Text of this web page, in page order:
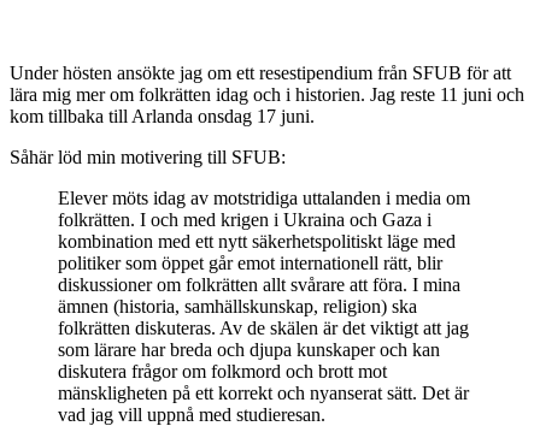
Under hösten ansökte jag om ett resestipendium från SFUB för att
lära mig mer om folkrätten idag och i historien. Jag reste 11 juni och
kom tillbaka till Arlanda onsdag 17 juni.
Såhär löd min motivering till SFUB:
Elever möts idag av motstridiga uttalanden i media om
folkrätten. I och med krigen i Ukraina och Gaza i
kombination med ett nytt säkerhetspolitiskt läge med
politiker som öppet går emot internationell rätt, blir
diskussioner om folkrätten allt svårare att föra. I mina
ämnen (historia, samhällskunskap, religion) ska
folkrätten diskuteras. Av de skälen är det viktigt att jag
som lärare har breda och djupa kunskaper och kan
diskutera frågor om folkmord och brott mot
mänskligheten på ett korrekt och nyanserat sätt. Det är
vad jag vill uppnå med studieresan.